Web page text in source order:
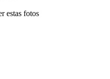
estas fotos